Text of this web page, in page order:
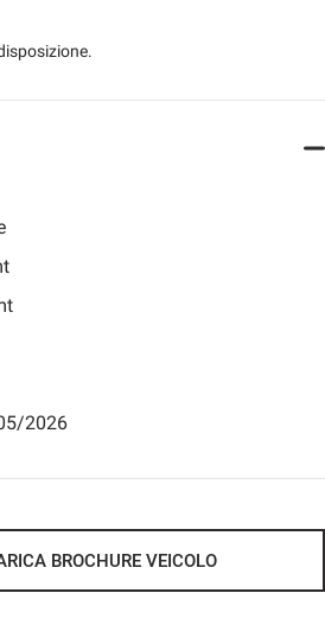
GARANZIA PER 12
CONCESSIONARIA PER VISIONARE
2026
BROCHURE VEICOLO